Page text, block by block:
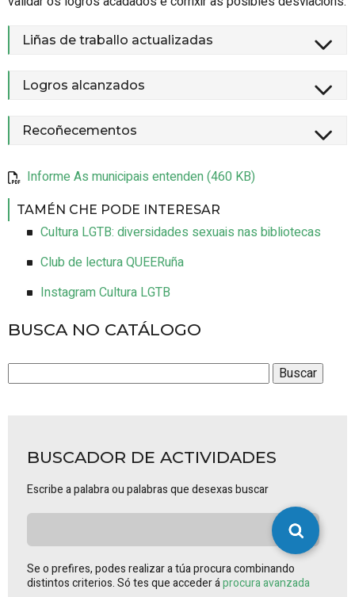
Liñas de traballo actualizadas
Logros alcanzados
Recoñecementos
Informe As municipais entenden (460 KB)
TAMÉN CHE PODE INTERESAR
Cultura LGTB: diversidades sexuais nas bibliotecas
Club de lectura QUEERuña
Instagram Cultura LGTB
BUSCA NO CATÁLOGO
BUSCADOR DE ACTIVIDADES
Escribe a palabra ou palabras que desexas buscar
Se o prefires, podes realizar a túa procura combinando
distintos criterios. Só tes que acceder áprocura avanzada